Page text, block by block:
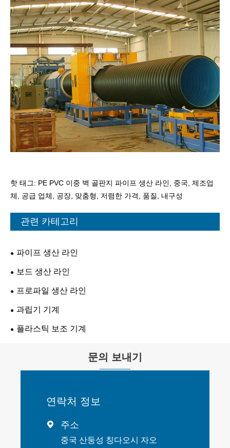
핫 태그: PE PVC 이중 벽 골판지 파이프 생산 라인, 중국, 제조업
체, 공급 업체, 공장, 맞춤형, 저렴한 가격, 품질, 내구성
관련 카테고리
파이프 생산 라인
보드 생산 라인
프로파일 생산 라인
과립기 기계
플라스틱 보조 기계
문의 보내기
연락처 정보
 주소
중국 산둥성 칭다오시 자오